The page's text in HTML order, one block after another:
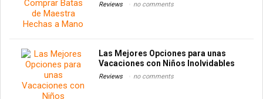
Reviews no comments
Las Mejores Opciones para unas
Vacaciones con Niños Inolvidables
Reviews no comments